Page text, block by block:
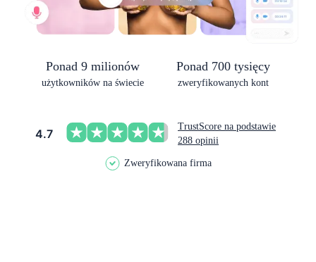
Ponad 9 milionów
użytkowników na świecie
Ponad 700 tysięcy
zweryfikowanych kont
4.7
TrustScore na podstawie
288 opinii
Zweryfikowana firma